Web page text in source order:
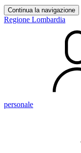
Continua la navigazione
Regione Lombardia
personale